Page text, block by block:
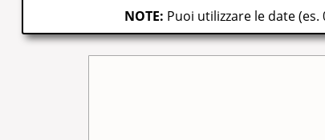
NOTE: Puoi utilizzare le date